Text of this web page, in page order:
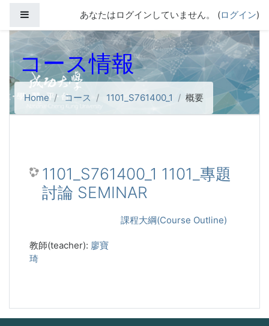
サイドパネルあなたはログインしていません。 (ログイン)
コース情報
Home コース 1101_S761400_1 概要
1101_S761400_1 1101_專題
討論 SEMINAR
課程大綱(Course Outline)
教師(teacher): 廖寶
琦